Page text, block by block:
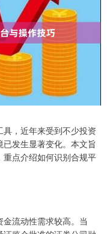
，近年来受到不少投资
发生显著变化。本文旨
点介绍如何识别合规平
流动性需求较高。当